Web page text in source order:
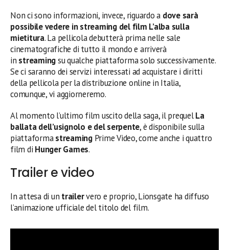
Non ci sono informazioni, invece, riguardo a dove sarà
possibile vedere in streaming del film L’alba sulla
mietitura. La pellicola debutterà prima nelle sale
cinematografiche di tutto il mondo e arriverà
in streamingsu qualche piattaforma solo successivamente.
Se ci saranno dei servizi interessati ad acquistare i diritti
della pellicola per la distribuzione online in Italia,
comunque, vi aggiorneremo.
Al momento l’ultimo film uscito della saga, il prequelLa
ballata dell’usignolo e del serpente, è disponibile sulla
piattaformastreaming Prime Video, come anche i quattro
film di Hunger Games.
Trailer e video
In attesa di un trailervero e proprio, Lionsgate ha diffuso
l’animazione ufficiale del titolo del film.